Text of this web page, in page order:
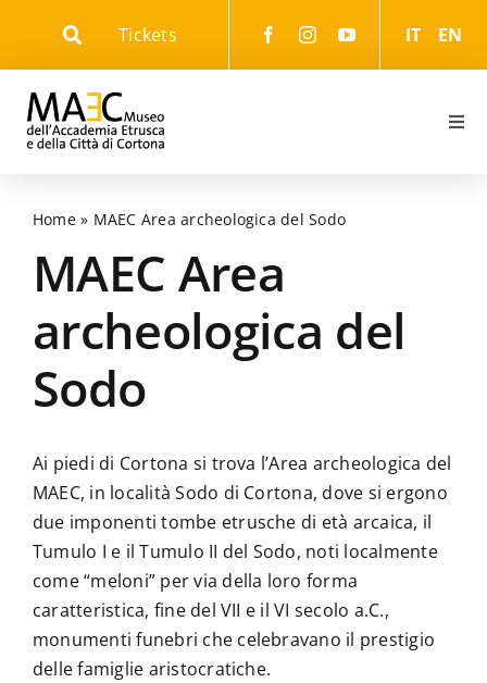
content
Tickets IT EN
Il Museo
Il Parco
Gli Itinerari culturali
La Biblioteca
Contatti
Home» MAEC Area archeologica del Sodo
MAEC Area
archeologica del
Sodo
Ai piedi di Cortona si trova l’Area archeologica del
MAEC, in località Sodo di Cortona, dove si ergono
due imponenti tombe etrusche di età arcaica, il
Tumulo I e il Tumulo II del Sodo, noti localmente
come “meloni” per via della loro forma
caratteristica, fine del VII e il VI secolo a.C.,
monumenti funebri che celebravano il prestigio
delle famiglie aristocratiche.